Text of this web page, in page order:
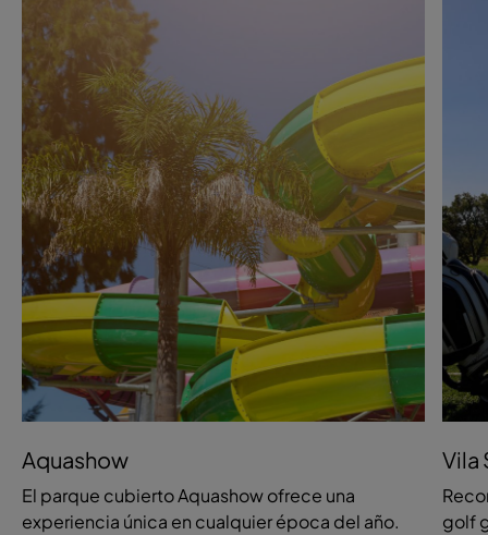
Aquashow
El parque cubierto Aquashow ofrece una
experiencia única en cualquier época del año.
Vila
golf